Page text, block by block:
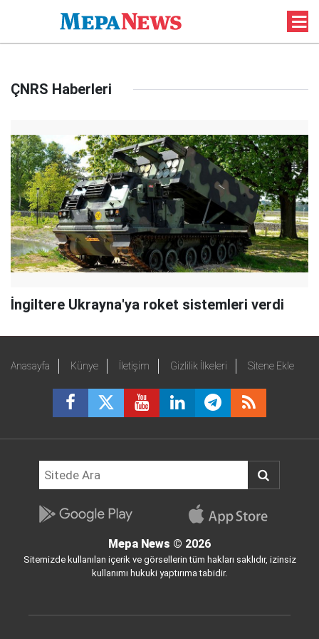
ÇNRS Haberleri
İngiltere Ukrayna'ya roket sistemleri verdi
Anasayfa Künye İletişim Gizlilik İlkeleri Sitene Ekle
Mepa News © 2026
Sitemizde kullanılan içerik ve görsellerin tüm hakları saklıdır, izinsiz
kullanımı hukuki yaptırıma tabidir.